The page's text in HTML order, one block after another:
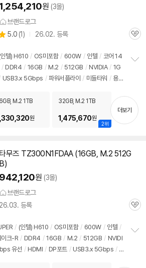
1,254,210원 (3몰)
브랜드로그
별
5.0 (상
리
뷰
1) 26.02. 등록
관
텔) H610 / OS미포함 / 600W / 인텔 / 코어 14
/ DDR4 / 16GB / M.2 / 512GB / NVIDIA / 1G
USB3.x 5Gbps / 파워서플라이 / 미들타워 / 용
기
M.2 1TB
원
2위
32GB, M.2 1TB
1,475,670원
더보기
타무즈 TZ300N1FDAA (16GB, M.2 512G
B)
942,120원 (3몰)
브랜드로그
26.03. 등록
관
/ (인텔) H610 / OS미포함 / 600W / 인텔 /
이크-R / DDR4 / 16GB / M.2 / 512GB / NVIDI
유선 / HDMI / DP포트 / USB3.x 5Gbps /